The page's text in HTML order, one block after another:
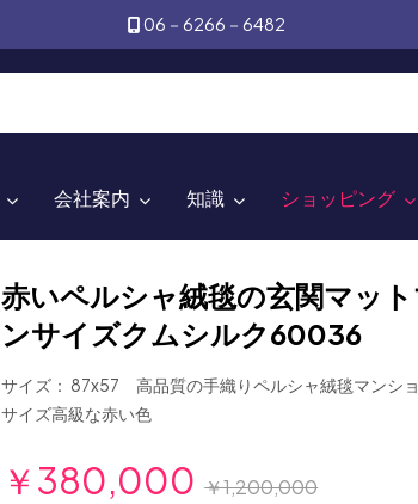
06－6266－6482
会社案内 知識 ショッピング
赤いペルシャ絨毯の玄関マッ
ンサイズクムシルク60036
サイズ： 87x57 高品質の手織りペルシャ絨毯マンシ
サイズ高級な赤い色
￥380,000 ￥1,200,000